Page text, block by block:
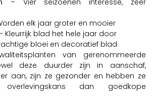
– Vier seizoenen interesse, zeer
elk jaar groter en mooier
Kleurrijk blad het hele jaar door
bloei en decoratief blad
van gerenommeerde
deze duurder zijn in aanschaf,
aan, zijn ze gezonder en hebben ze
dan goedkope